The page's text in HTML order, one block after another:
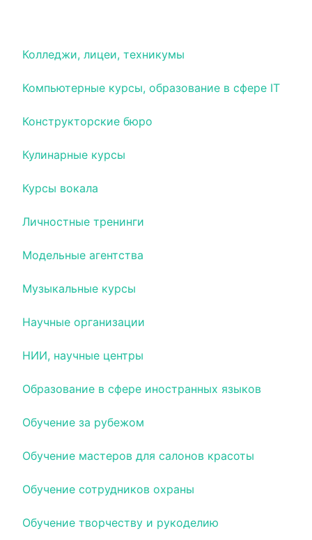
Колледжи, лицеи, техникумы
Компьютерные курсы, образование в сфере IT
Конструкторские бюро
Кулинарные курсы
Курсы вокала
Личностные тренинги
Модельные агентства
Музыкальные курсы
Научные организации
НИИ, научные центры
Образование в сфере иностранных языков
Обучение за рубежом
Обучение мастеров для салонов красоты
Обучение сотрудников охраны
Обучение творчеству и рукоделию